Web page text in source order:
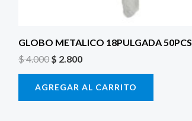
GLOBO METALICO 18PULGADA 50PCS
$4.000 $ 2.800
AGREGAR AL CARRITO